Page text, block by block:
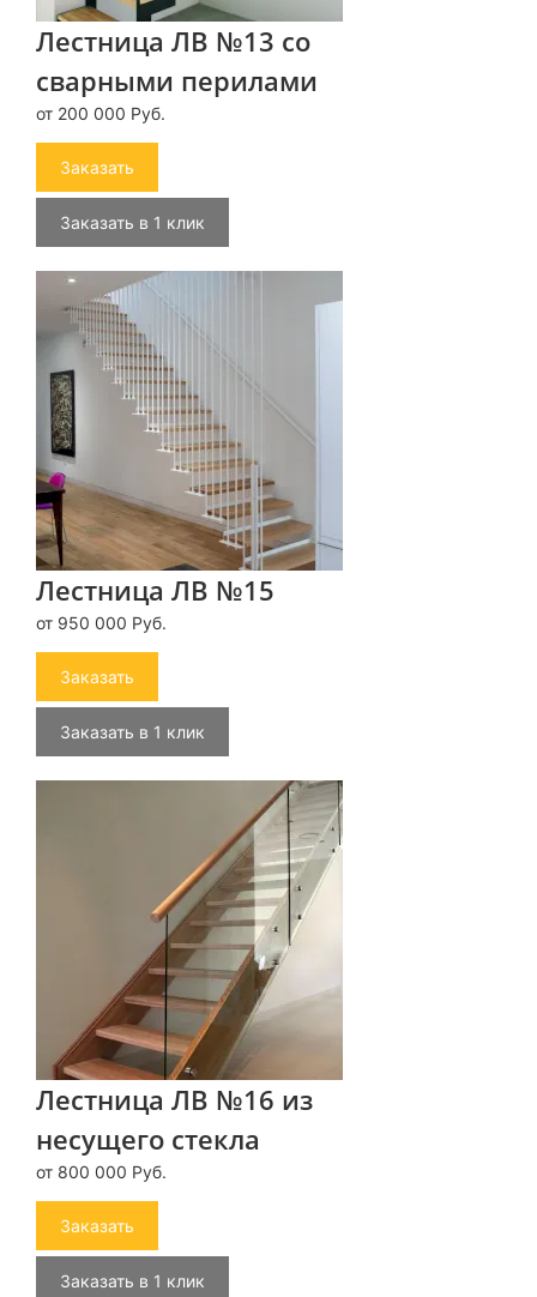
Лестница ЛВ №13 со
сварными перилами
от 200 000 Руб.
Заказать
Заказать в 1 клик
Лестница ЛВ №15
от 950 000 Руб.
Заказать
Заказать в 1 клик
Лестница ЛВ №16 из
несущего стекла
от 800 000 Руб.
Заказать
Заказать в 1 клик